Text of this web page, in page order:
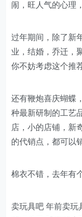
闹，旺人气的心理
过年期间，除了新
业，结婚，乔迁，
你不妨考虑这个推
还有鞭炮喜庆蝴蝶
种最新研制的工艺
店，小的店铺，新
的代销点，都可以
棉衣不错，去年有
卖玩具吧 年前卖玩